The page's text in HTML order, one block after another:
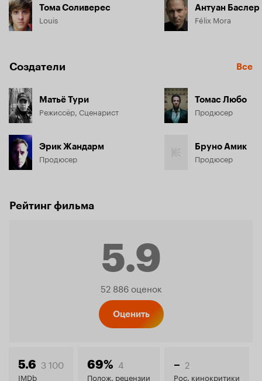
Тома Соливерес
Louis
Антуан Баслер
Félix Mora
Создатели Все
Матьё Тури
Режиссёр, Сценарист
Эрик Жандарм
Продюсер
Томас Любо
Продюсер
Бруно Амик
Продюсер
Рейтинг фильма
5.9
Рейтинг
52 886 оценок
Оценить
5.6 3 100
IMDb
69% 4
Полож. рецензии
– 2
Рос. кинокритики